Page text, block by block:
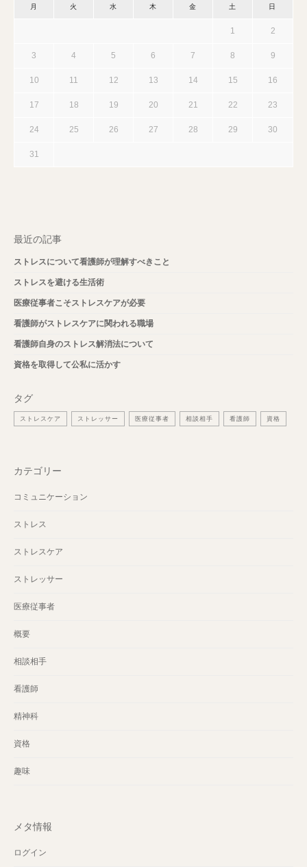
月 火 水 木 金 土 日
1 2
3 4 5 6 7 8 9
10 11 12 13 14 15 16
17 18 19 20 21 22 23
24 25 26 27 28 29 30
31
最近の記事
ストレスについて看護師が理解すべきこと
ストレスを避ける生活術
医療従事者こそストレスケアが必要
看護師がストレスケアに関われる職場
看護師自身のストレス解消法について
資格を取得して公私に活かす
タグ
ストレスケア ストレッサー 医療従事者 相談相手 看護師 資格
カテゴリー
コミュニケーション
ストレス
ストレスケア
ストレッサー
医療従事者
概要
相談相手
看護師
精神科
資格
趣味
メタ情報
ログイン